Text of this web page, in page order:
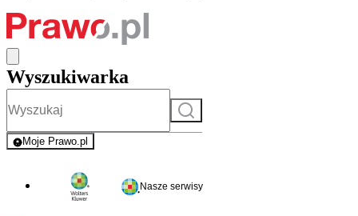
Wyszukiwarka
Szukaj
Moje Prawo.pl
- rejestracja i logowanie do serwisu
Nasze serwisy